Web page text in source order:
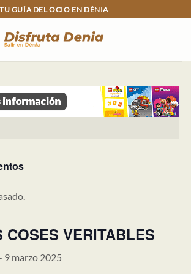
TU GUÍA DEL OCIO EN DÉNIA
VERITABLES
9 marzo 2025